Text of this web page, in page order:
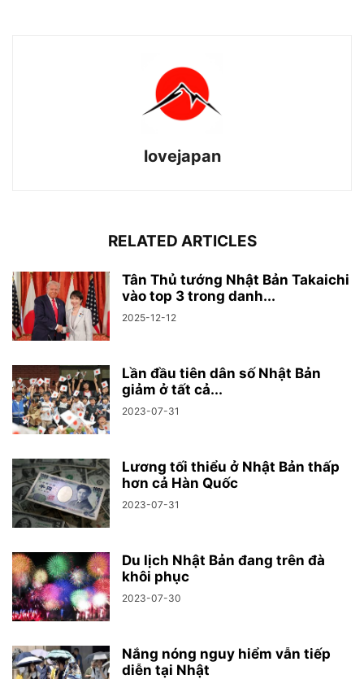
lovejapan
RELATED ARTICLES
Tân Thủ tướng Nhật Bản Takaichi
vào top 3 trong danh...
2025-12-12
Lần đầu tiên dân số Nhật Bản
giảm ở tất cả...
2023-07-31
Lương tối thiểu ở Nhật Bản thấp
hơn cả Hàn Quốc
2023-07-31
Du lịch Nhật Bản đang trên đà
khôi phục
2023-07-30
Nắng nóng nguy hiểm vẫn tiếp
diễn tại Nhật